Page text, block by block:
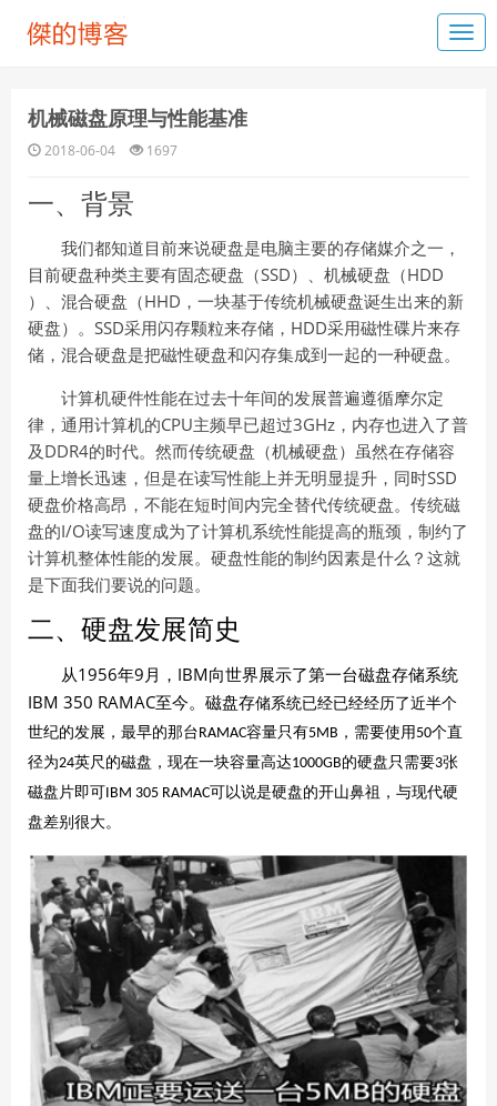
机械磁盘原理与性能基准
2018-06-04 1697
一、背景
我们都知道目前来说硬盘是电脑主要的存储媒介之一，
目前硬盘种类主要有固态硬盘（SSD）、机械硬盘（HDD
）、混合硬盘（HHD，一块基于传统机械硬盘诞生出来的新
硬盘）。SSD采用闪存颗粒来存储，HDD采用磁性碟片来存
储，混合硬盘是把磁性硬盘和闪存集成到一起的一种硬盘。
计算机硬件性能在过去十年间的发展普遍遵循摩尔定
律，通用计算机的CPU主频早已超过3GHz，内存也进入了普
及DDR4的时代。然而传统硬盘（机械硬盘）虽然在存储容
量上增长迅速，但是在读写性能上并无明显提升，同时SSD
硬盘价格高昂，不能在短时间内完全替代传统硬盘。传统磁
盘的I/O读写速度成为了计算机系统性能提高的瓶颈，制约了
计算机整体性能的发展。硬盘性能的制约因素是什么？这就
是下面我们要说的问题。
二、硬盘发展简史
从1956年9 月， IBM向世界展示了第一台磁盘存储系统
IBM 350 RAMAC至今。磁盘存储系统已经已经经历了近半个
世纪的发展，最早的那台RAMAC容量只有5MB ，需要使用 50个直
径为24英尺的磁盘，现在一块容量高达1000GB的硬盘只需要3张
磁盘片即可IBM 305 RAMAC可以说是硬盘的开山鼻祖，与现代硬
盘差别很大。